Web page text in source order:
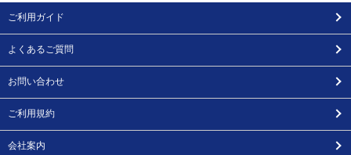
ご利用ガイド
よくあるご質問
お問い合わせ
ご利用規約
会社案内